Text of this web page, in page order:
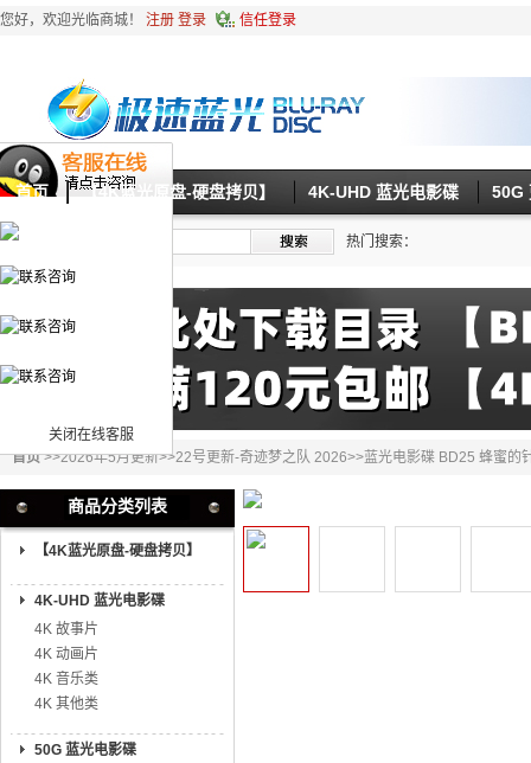
关闭在线客服
您好，欢迎光临商城！ 注册 登录 信任登录
首页 【4K蓝光原盘-硬盘拷贝】 4K-UHD 蓝光电影碟 50G
热门搜索：
首页>>2026年5月更新>>22号更新-奇迹梦之队 2026>>蓝光电影碟 BD25 蜂蜜的
商品分类列表
【4K蓝光原盘-硬盘拷贝】
4K-UHD 蓝光电影碟
4K 故事片
4K 动画片
4K 音乐类
4K 其他类
50G 蓝光电影碟